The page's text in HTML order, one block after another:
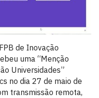
de Inovação
uma “Menção
Universidades”
no dia 27 de maio de
transmissão remota,